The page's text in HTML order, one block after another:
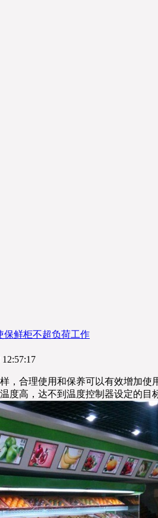
保鲜柜不超负荷工作
12:57:17
，合理使用和保养可以有效增加使
度高，达不到温度控制器设定的